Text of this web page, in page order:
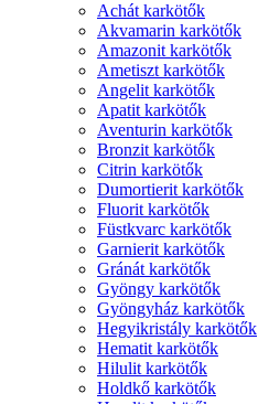
Achát karkötők
Akvamarin karkötők
Amazonit karkötők
Ametiszt karkötők
Angelit karkötők
Apatit karkötők
Aventurin karkötők
Bronzit karkötők
Citrin karkötők
Dumortierit karkötők
Fluorit karkötők
Füstkvarc karkötők
Garnierit karkötők
Gránát karkötők
Gyöngy karkötők
Gyöngyház karkötők
Hegyikristály karkötők
Hematit karkötők
Hilulit karkötők
Holdkő karkötők